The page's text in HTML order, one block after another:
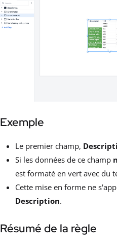
Exemple
Le premier champ,
Si les données de ce champ
est formaté en vert avec du
Cette mise en forme ne
Description.
Résumé de la règle